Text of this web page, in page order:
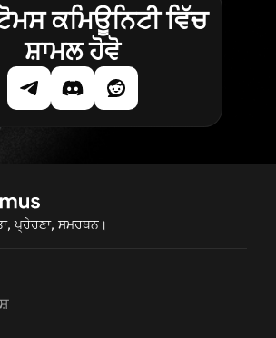
ਕਮਿਊਨਿਟੀ ਵਿੱਚ
ਸ਼ਾਮਲ ਹੋਵੋ
ਪ੍ਰੇਰਣਾ, ਸਮਰਥਨ।